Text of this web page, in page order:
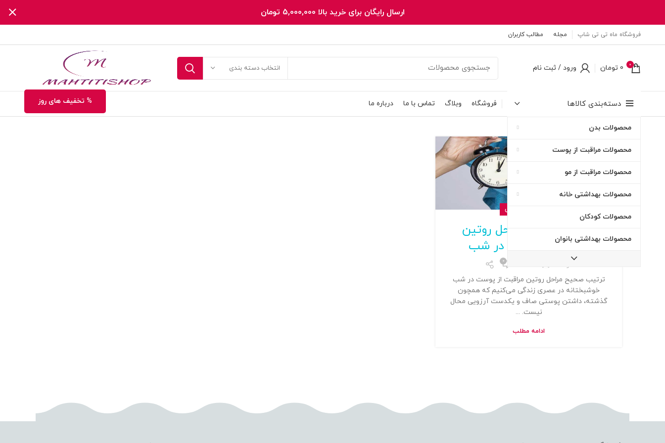
فروشگاه ماه تی تی شاپ مجله مطالب کاربران
0
0 تومان ورود / ثبت نام انتخاب دسته بندی
دسته‌بندی کالاها
محصولات بدن
محصولات مراقبت از پوست
محصولات مراقبت از مو
محصولات بهداشتی خانه
محصولات کودکان
محصولات بهداشتی بانوان
فروشگاه وبلاگ تماس با ما درباره ما % تخفیف های روز
۱۱
بهداشتی و مراقبتی
ترتیب صحیح مراحل روتین
مراقبت از پوست در شب
0
ترتیب صحیح مراحل روتین مراقبت از پوست در شب
خوشبختانه در عصری زندگی می‌کنیم که همچون
گذشته، داشتن پوستی صاف و یکدست آرزویی محال
نیست. ...
ادامه مطلب
ارسال رایگان برای خرید بالا 5,000,000 تومان